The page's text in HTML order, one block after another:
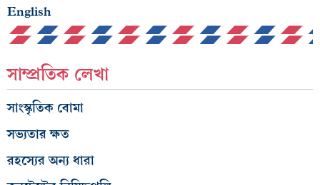
English
সাম্প্রতিক লেখা
সাংস্কৃতিক বোমা
সভ্যতার ক্ষত
রহস্যের অন্য ধারা